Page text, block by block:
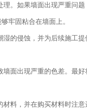
。如果墙面出现严重问
牢固粘合在墙面上。
的侵蚀，并为后续施工
面出现严重的色差。最
料，并在购买材料时注意